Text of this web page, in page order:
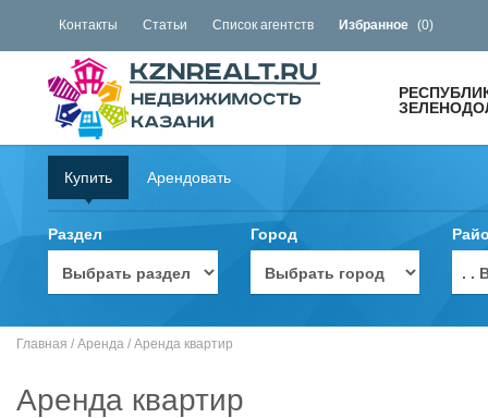
Контакты Статьи Список агентств Избранное (0)
Купить Арендовать
Раздел Город
. .
Главная / Аренда / Аренда квартир
Аренда квартир